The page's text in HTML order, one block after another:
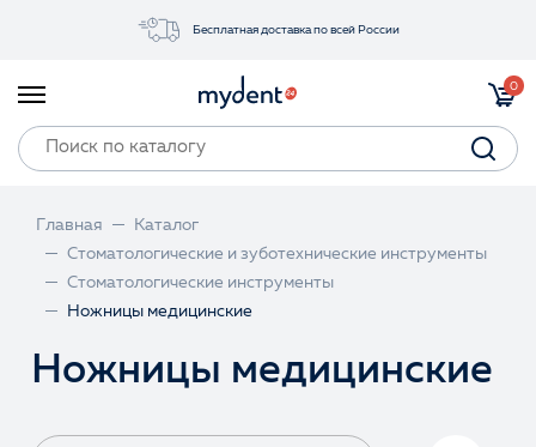
Бесплатная доставка по всей России
Обучение
Прайс-лист
Войти
0
Главная
Каталог
Стоматологические и зуботехнические инструменты
Стоматологические инструменты
Ножницы медицинские
Ножницы медицинские